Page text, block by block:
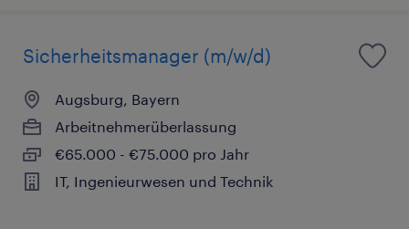
Sicherheitsmanager (m/w/d)
Augsburg, Bayern
Arbeitnehmerüberlassung
€65.000 - €75.000 pro Jahr
IT, Ingenieurwesen und Technik